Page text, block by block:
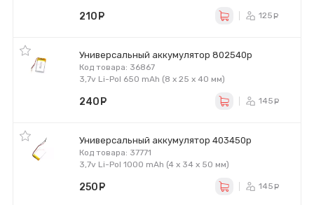
210 125
Универсальный аккумулятор 802540p
Код товара: 36867
3,7v Li-Pol 650 mAh (8 х 25 х 40 мм)
240 145
Универсальный аккумулятор 403450p
Код товара: 37771
3,7v Li-Pol 1000 mAh (4 х 34 х 50 мм)
250 145